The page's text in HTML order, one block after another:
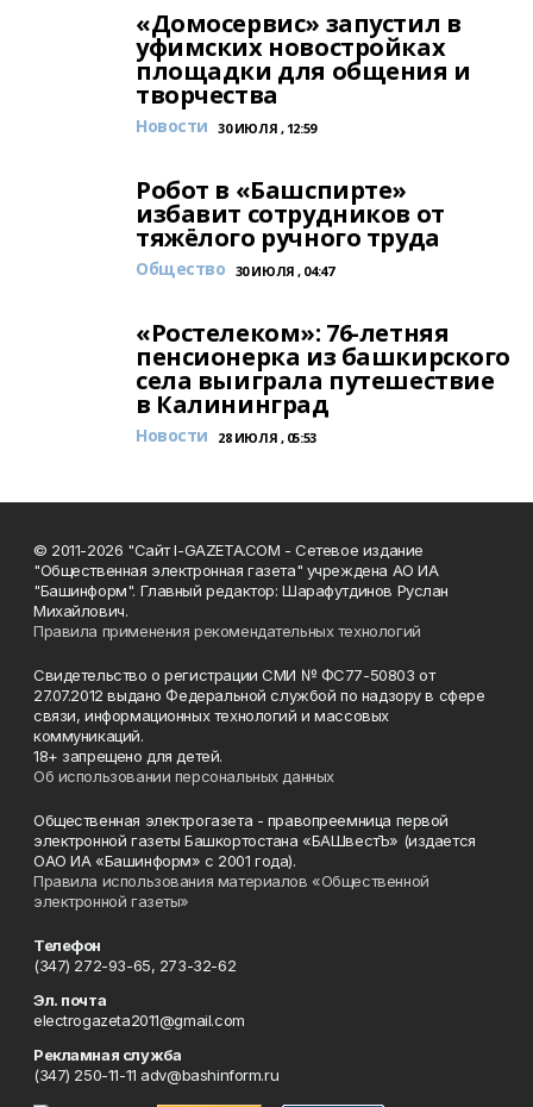
«Домосервис» запустил в
уфимских новостройках
площадки для общения и
творчества
Новости 30 ИЮЛЯ , 12:59
Робот в «Башспирте»
избавит сотрудников от
тяжёлого ручного труда
Общество 30 ИЮЛЯ , 04:47
«Ростелеком»: 76-летняя
пенсионерка из башкирского
села выиграла путешествие
в Калининград
Новости 28 ИЮЛЯ , 05:53
© 2011-2026 "Сайт I-GAZETA.COM - Сетевое издание
"Общественная электронная газета" учреждена АО ИА
"Башинформ". Главный редактор: Шарафутдинов Руслан
Михайлович.
Правила применения рекомендательных технологий
Свидетельство о регистрации СМИ № ФС77-50803 от
27.07.2012 выдано Федеральной службой по надзору в сфере
связи, информационных технологий и массовых
коммуникаций.
18+ запрещено для детей.
Об использовании персональных данных
Общественная электрогазета - правопреемница первой
электронной газеты Башкортостана «БАШвестЪ» (издается
ОАО ИА «Башинформ» с 2001 года).
Правила использования материалов «Общественной
электронной газеты»
Телефон
(347) 272-93-65, 273-32-62
Эл. почта
electrogazeta2011@gmail.com
Рекламная служба
(347) 250-11-11 adv@bashinform.ru